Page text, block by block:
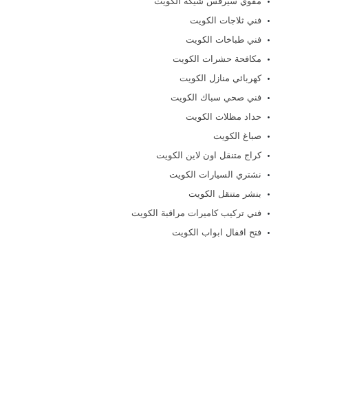
فني ثلاجات الكويت
فني طباخات الكويت
مكافحة حشرات الكويت
كهربائي منازل الكويت
فني صحي سباك الكويت
حداد مظلات الكويت
صباغ الكويت
كراج متنقل اون لاين الكويت
نشتري السيارات الكويت
بنشر متنقل الكويت
فني تركيب كاميرات مراقبة الكويت
فتح اقفال ابواب الكويت